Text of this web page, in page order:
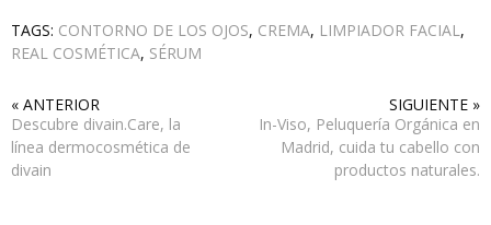
TAGS: CONTORNO DE LOS OJOS, CREMA, LIMPIADOR FACIAL,
REAL COSMÉTICA, SÉRUM
« ANTERIOR
Descubre divain.Care, la
línea dermocosmética de
divain
SIGUIENTE »
In-Viso, Peluquería Orgánica en
Madrid, cuida tu cabello con
productos naturales.